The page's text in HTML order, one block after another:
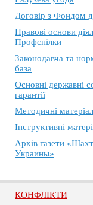
Договір з Фондом
Правові основи
Профспілки
Законодавча та
база
Основні державні
гарантії
Методичні
Інструктивні
Архів газети
Украины»
КОНФЛІКТИ